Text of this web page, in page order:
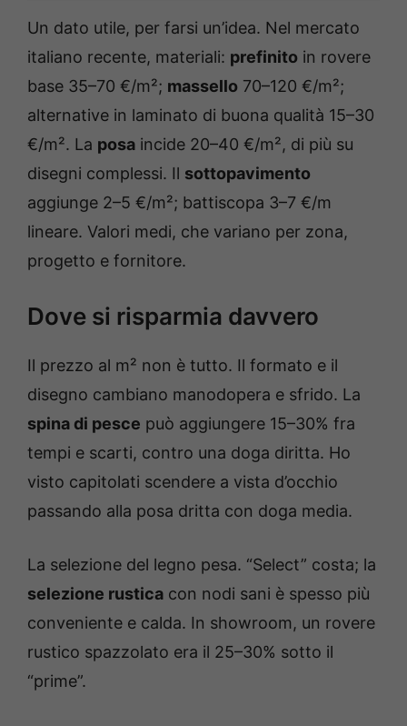
Un dato utile, per farsi un’idea. Nel mercato
italiano recente, materiali: prefinito in rovere
base 35–70 €/m²; massello 70–120 €/m²;
alternative in laminato di buona qualità 15–30
€/m². La posa incide 20–40 €/m², di più su
disegni complessi. Il sottopavimento
aggiunge 2–5 €/m²; battiscopa 3–7 €/m
lineare. Valori medi, che variano per zona,
progetto e fornitore.
Dove si risparmia davvero
Il prezzo al m² non è tutto. Il formato e il
disegno cambiano manodopera e sfrido. La
spina di pesce può aggiungere 15–30% fra
tempi e scarti, contro una doga diritta. Ho
visto capitolati scendere a vista d’occhio
passando alla posa dritta con doga media.
La selezione del legno pesa. “Select” costa; la
selezione rustica con nodi sani è spesso più
conveniente e calda. In showroom, un rovere
rustico spazzolato era il 25–30% sotto il
“prime”.